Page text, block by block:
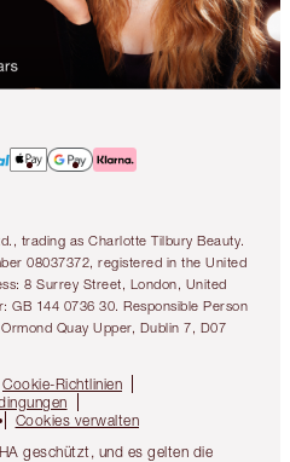
trading as Charlotte Tilbury Beauty.
08037372, registered in the United
8 Surrey Street, London, United
GB 144 0736 30. Responsible Person
Quay Upper, Dublin 7, D07
Cookie-Richtlinien
Cookies verwalten
geschützt, und es gelten die